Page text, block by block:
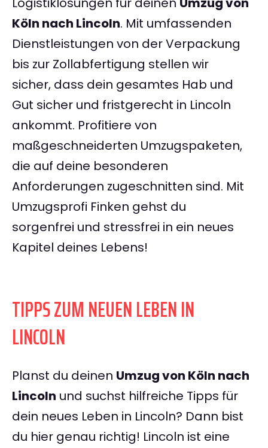
Köln nach Lincoln. Mit umfassenden
Dienstleistungen von der Verpackung
bis zur Zollabfertigung stellen wir
sicher, dass dein gesamtes Hab und
Gut sicher und fristgerecht in Lincoln
ankommt. Profitiere von
maßgeschneiderten Umzugspaketen,
die auf deine besonderen
Anforderungen zugeschnitten sind. Mit
Umzugsprofi Finken gehst du
sorgenfrei und stressfrei in ein neues
Kapitel deines Lebens!
TIPPS ZUM NEUEN LEBEN IN
LINCOLN
Planst du deinen Umzug von Köln nach
Lincoln und suchst hilfreiche Tipps für
dein neues Leben in Lincoln? Dann bist
du hier genau richtig! Lincoln ist eine